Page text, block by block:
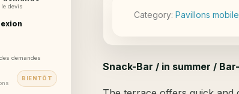
devis
demandes
BIENTÔT
Category: Pavillons
Snack-Bar / in summer /